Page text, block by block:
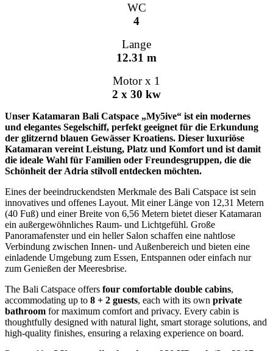
WC
4
Lange
12.31 m
Motor x 1
2 x 30 kw
Unser Katamaran Bali Catspace „My5ive“ ist ein modernes
und elegantes Segelschiff, perfekt geeignet für die Erkundung
der glitzernd blauen Gewässer Kroatiens. Dieser luxuriöse
Katamaran vereint Leistung, Platz und Komfort und ist damit
die ideale Wahl für Familien oder Freundesgruppen, die die
Schönheit der Adria stilvoll entdecken möchten.
Eines der beeindruckendsten Merkmale des Bali Catspace ist sein
innovatives und offenes Layout. Mit einer Länge von 12,31 Metern
(40 Fuß) und einer Breite von 6,56 Metern bietet dieser Katamaran
ein außergewöhnliches Raum- und Lichtgefühl. Große
Panoramafenster und ein heller Salon schaffen eine nahtlose
Verbindung zwischen Innen- und Außenbereich und bieten eine
einladende Umgebung zum Essen, Entspannen oder einfach nur
zum Genießen der Meeresbrise.
The Bali Catspace offers four comfortable double cabins,
accommodating up to 8 + 2 guests, each with its own private
bathroom for maximum comfort and privacy. Every cabin is
thoughtfully designed with natural light, smart storage solutions, and
high-quality finishes, ensuring a relaxing experience on board.